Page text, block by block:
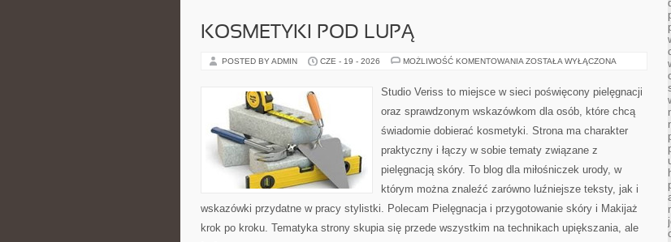
KOSMETYKI POD LUPĄ
POSTED BY ADMIN CZE - 19 - 2026 MOŻLIWOŚĆ KOMENTOWANIA KOSMETYKI
ZOSTAŁA WYŁĄCZONA
Studio Veriss to miejsce w sieci poświęcony pielęgnacji
oraz sprawdzonym wskazówkom dla osób, które chcą
świadomie dobierać kosmetyki. Strona ma charakter
praktyczny i łączy w sobie tematy związane z
pielęgnacją skóry. To blog dla miłośniczek urody, w
którym można znaleźć zarówno luźniejsze teksty, jak i
wskazówki przydatne w pracy stylistki. Polecam Pielęgnacja i przygotowanie skóry i Makijaż
krok po kroku. Tematyka strony skupia się przede wszystkim na technikach upiększania, ale